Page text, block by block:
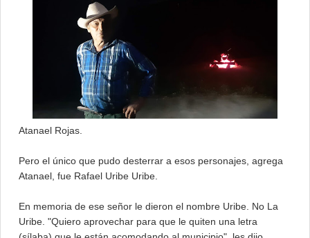
Atanael Rojas.
Pero el único que pudo desterrar a esos personajes, agrega
Atanael, fue Rafael Uribe Uribe.
En memoria de ese señor le dieron el nombre Uribe. No La
Uribe. "Quiero aprovechar para que le quiten una letra